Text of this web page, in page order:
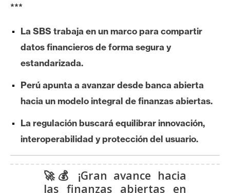
r
e
m
I
A
A
n
***
La SBS trabaja en un marco para compartir
datos financieros de forma segura y
estandarizada.
Perú apunta a avanzar desde banca abierta
hacia un modelo integral de finanzas abiertas.
La regulación buscará equilibrar innovación,
interoperabilidad y protección del usuario.
🚀💰 ¡Gran avance hacia
las finanzas abiertas en